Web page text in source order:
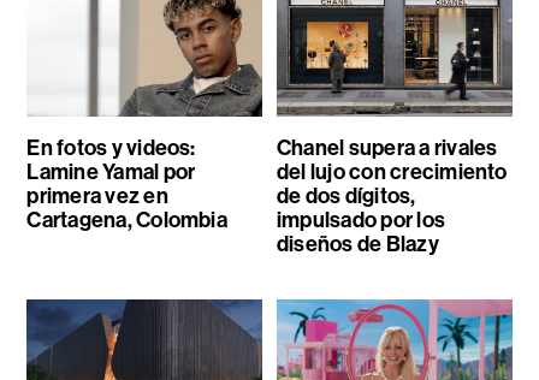
En fotos y videos:
Lamine Yamal por
primera vez en
Cartagena, Colombia
Chanel supera a rivales
del lujo con crecimiento
de dos dígitos,
impulsado por los
diseños de Blazy